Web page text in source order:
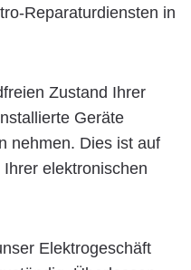
Reparaturdiensten in
Zustand Ihrer
Geräte
nehmen. Dies ist auf
elektronischen
Elektrogeschäft